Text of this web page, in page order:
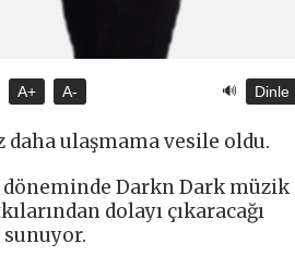
A+ A- 🔊 Dinle
ulaşmama vesile oldu.
Darkn Dark müzik
dolayı çıkaracağı
sunuyor.